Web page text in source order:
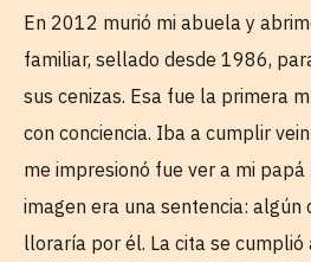
En 2012 murió mi abuela y
familiar, sellado desde 1986,
sus cenizas. Esa fue la primera
con conciencia. Iba a cumplir
me impresionó fue ver a mi
imagen era una sentencia: algún
lloraría por él. La cita se cumplió